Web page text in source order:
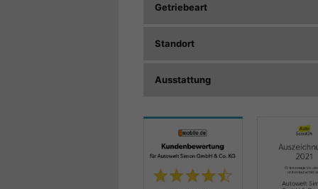
Getriebeart
Standort
Ausstattung